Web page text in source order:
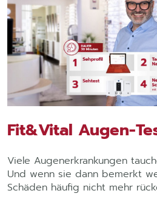
Fit&Vital Augen-
Viele Augenerkrankungen
Und wenn sie dann bemerkt
Schäden häufig nicht mehr